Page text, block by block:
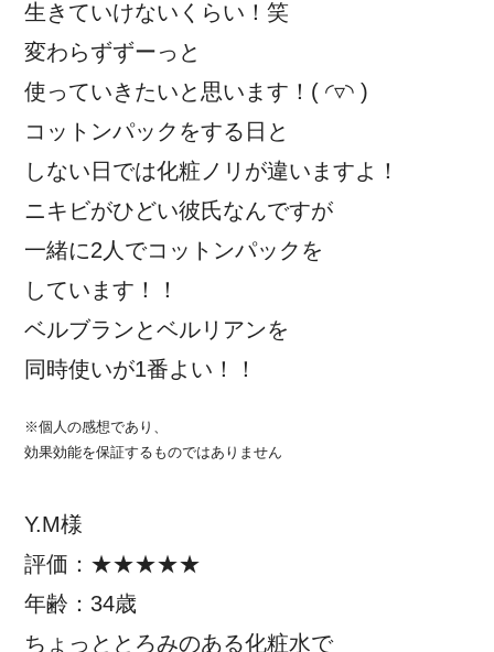
生きていけないくらい！笑
変わらずずーっと
使っていきたいと思います！( ◜▿◝ )
コットンパックをする日と
しない日では化粧ノリが違いますよ！
ニキビがひどい彼氏なんですが
一緒に2人でコットンパックを
しています！！
ベルブランとベルリアンを
同時使いが1番よい！！
※個人の感想であり、
効果効能を保証するものではありません
Y.M様
評価：★★★★★
年齢：34歳
ちょっととろみのある化粧水で